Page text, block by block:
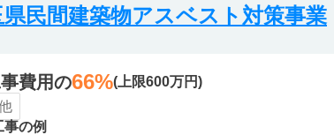
民間建築物アスベスト対策事業
費用の66%(上限600万円)
の例